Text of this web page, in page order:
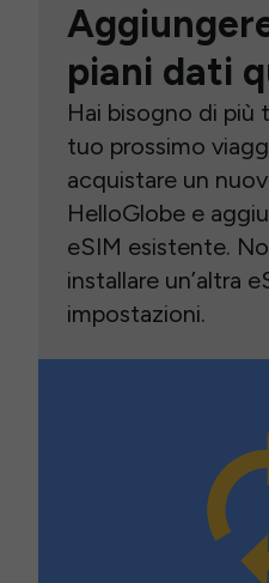
piani dati
Hai bisogno di più
tuo prossimo
acquistare un
HelloGlobe e
eSIM esistente.
installare un’altra
impostazioni.